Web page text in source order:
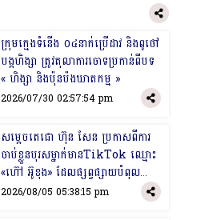
​ក្រុមក្មេងទំនើង ០៤នាក់ប្រើដាវ និងពូថៅ
បង្កហិង្សា ត្រូវតុលាការចោទប្រកាន់ពីបទ
« ហិង្សា និងប៉ុនប៉ងឃាតកម្ម »
2026/07/30 02:57:54 pm
​សម្ដេចតេជោ ហ៊ុន សែន​ ប្រកាសពីការ
ចាប់ខ្លួនបុរសម្នាក់មានTikTok ឈ្មោះ
«ហ៊ៅ អ៊ូខុង» ដែលផ្សព្វផ្សាយបំពុល
ព័ត៌មាន
2026/08/05 05:38:15 pm